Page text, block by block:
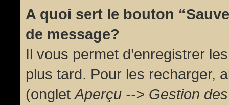
A quoi sert le bouton
de message?
Il vous permet d’enregistrer
plus tard. Pour les recharger,
(ongletAperçu --> Gestion